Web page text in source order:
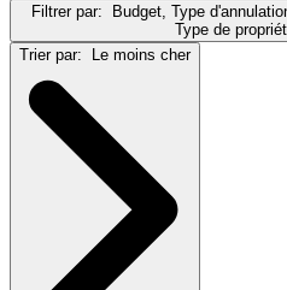
Filtrer par: Budget, Type
Type de
Trier par: Le moins cher